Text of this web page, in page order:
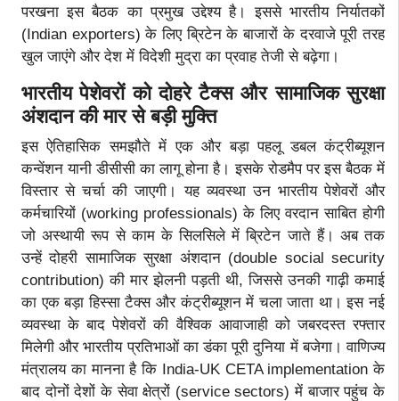
परखना इस बैठक का प्रमुख उद्देश्य है। इससे भारतीय निर्यातकों
(Indian exporters) के लिए ब्रिटेन के बाजारों के दरवाजे पूरी तरह
खुल जाएंगे और देश में विदेशी मुद्रा का प्रवाह तेजी से बढ़ेगा।
भारतीय पेशेवरों को दोहरे टैक्स और सामाजिक सुरक्षा
अंशदान की मार से बड़ी मुक्ति
इस ऐतिहासिक समझौते में एक और बड़ा पहलू डबल कंट्रीब्यूशन
कन्वेंशन यानी डीसीसी का लागू होना है। इसके रोडमैप पर इस बैठक में
विस्तार से चर्चा की जाएगी। यह व्यवस्था उन भारतीय पेशेवरों और
कर्मचारियों (working professionals) के लिए वरदान साबित होगी
जो अस्थायी रूप से काम के सिलसिले में ब्रिटेन जाते हैं। अब तक
उन्हें दोहरी सामाजिक सुरक्षा अंशदान (double social security
contribution) की मार झेलनी पड़ती थी, जिससे उनकी गाढ़ी कमाई
का एक बड़ा हिस्सा टैक्स और कंट्रीब्यूशन में चला जाता था। इस नई
व्यवस्था के बाद पेशेवरों की वैश्विक आवाजाही को जबरदस्त रफ्तार
मिलेगी और भारतीय प्रतिभाओं का डंका पूरी दुनिया में बजेगा। वाणिज्य
मंत्रालय का मानना है कि India-UK CETA implementation के
बाद दोनों देशों के सेवा क्षेत्रों (service sectors) में बाजार पहुंच के